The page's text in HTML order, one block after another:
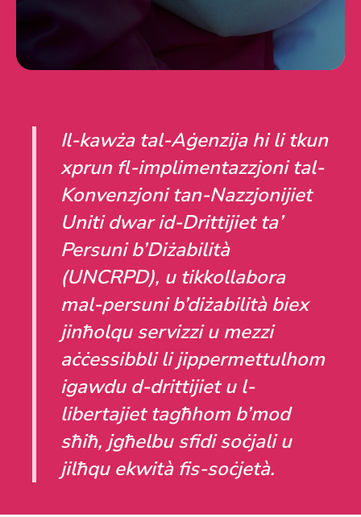
Il-kawża tal-Aġenzija hi li tkun
xprun fl-implimentazzjoni tal-
Konvenzjoni tan-Nazzjonijiet
Uniti dwar id-Drittijiet ta’
Persuni b’Diżabilità
(UNCRPD), u tikkollabora
mal-persuni b’diżabilità biex
jinħolqu servizzi u mezzi
aċċessibbli li jippermettulhom
igawdu d-drittijiet u l-
libertajiet tagħhom b’mod
sħiħ, jgħelbu sfidi soċjali u
jilħqu ekwità fis-soċjetà.